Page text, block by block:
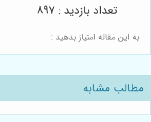
به این مقاله امتیاز بدهید :
تعداد بازدید : 897
مطالب مشابه